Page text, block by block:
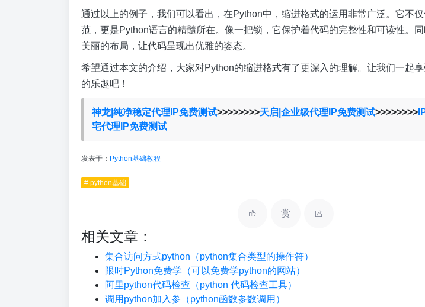
通过以上的例子，我们可以看出，在Python中，缩进格式的运用非常广泛。它不
范，更是Python语言的精髓所在。像一把锁，它保护着代码的完整性和可读性。
美丽的布局，让代码呈现出优雅的姿态。
希望通过本文的介绍，大家对Python的缩进格式有了更深入的理解。让我们一起
的乐趣吧！
神龙|纯净稳定代理IP免费测试>>>>>>>>天启|企业级代理IP免费测试>>>>>>>>
宅代理IP免费测试
发表于： Python基础教程
# python基础
赏
相关文章：
集合访问方式python（python集合类型的操作符）
限时Python免费学（可以免费学python的网站）
阿里python代码检查（python 代码检查工具）
调用python加入参（python函数参数调用）